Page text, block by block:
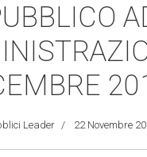
Leader 22 Novembre